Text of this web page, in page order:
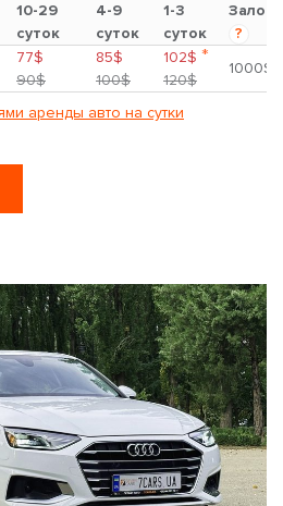
10-29
суток
4-9
суток
1-3
суток
Залог
?
77$
90$
85$
100$
102$ *
120$
1000$
аренды авто на сутки